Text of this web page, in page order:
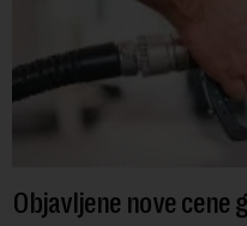
Objavljene nove cene